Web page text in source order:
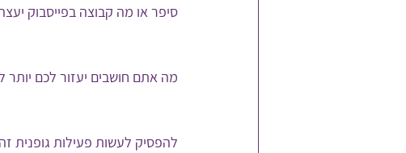
סיפר או מה קבוצה בפייסבוק
מה אתם חושבים יעזור לכם יותר
להפסיק לעשות פעילות